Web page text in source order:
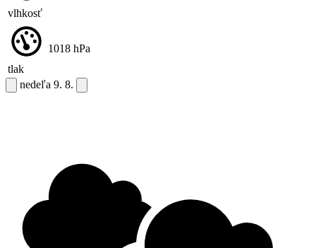
vlhkosť
tlak
1018 hPa
nedeľa 9. 8.